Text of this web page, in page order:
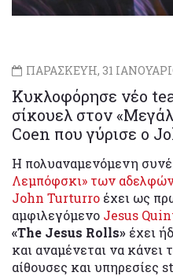
ΠΑΡΑΣΚΕΥΗ, 31
Κυκλοφόρησε νέο
σίκουελ στον
Coen που γύρισε ο
Η πολυαναμενόμενη
Λεμπόφσκι» των
John Turturro έχει ως
αμφιλεγόμενο Jesus
«The Jesus Rolls» έχει
και αναμένεται να κάνει
αίθουσες και υπηρεσίες